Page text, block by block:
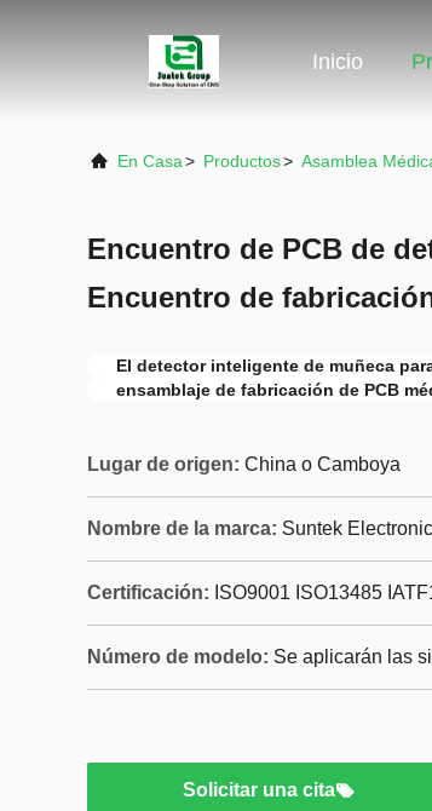
Inicio
En Casa> Productos> Asamblea
Encuentro de PCB de
Encuentro de
El detector inteligente de muñeca
ensamblaje de fabricación de PCB
Lugar de origen: China o Camboya
Nombre de la marca: Suntek
Certificación: ISO9001 ISO13485
Número de modelo: Se aplicarán las
Solicitar una cita